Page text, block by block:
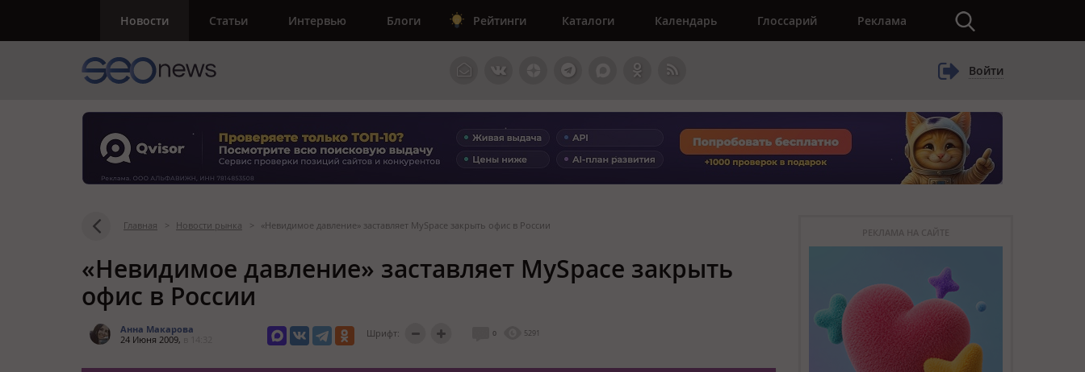
Новости Статьи Интервью Блоги Рейтинги Каталоги Календарь Глоссарий Реклама
Войти
Главная > Новости рынка > «Невидимое давление» заставляет MySpace закрыть офис в России
«Невидимое давление» заставляет MySpace закрыть
офис в России
Анна Макарова
24 Июня 2009,
Шрифт: 0 5291
РЕКЛАМА НА САЙТЕ